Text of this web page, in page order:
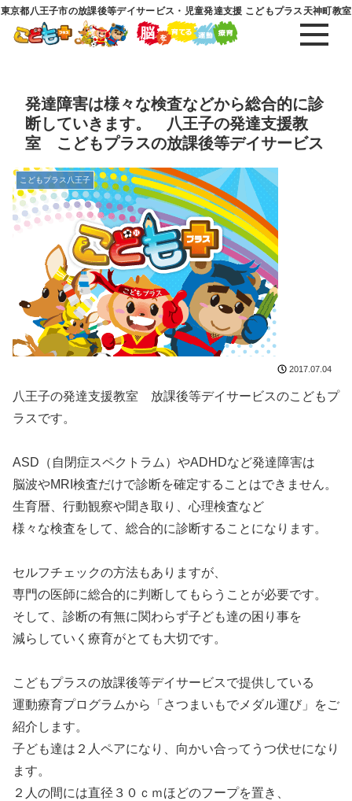
東京都八王子市の放課後等デイサービス・児童発達支援 こどもプラス天神町教室
発達障害は様々な検査などから総合的に診
断していきます。 八王子の発達支援教
室 こどもプラスの放課後等デイサービス
こどもプラス八王子
2017.07.04
八王子の発達支援教室 放課後等デイサービスのこどもプ
ラスです。
ASD（自閉症スペクトラム）やADHDなど発達障害は
脳波やMRI検査だけで診断を確定することはできません。
生育暦、行動観察や聞き取り、心理検査など
様々な検査をして、総合的に診断することになります。
セルフチェックの方法もありますが、
専門の医師に総合的に判断してもらうことが必要です。
そして、診断の有無に関わらず子ども達の困り事を
減らしていく療育がとても大切です。
こどもプラスの放課後等デイサービスで提供している
運動療育プログラムから「さつまいもでメダル運び」をご
紹介します。
子ども達は２人ペアになり、向かい合ってうつ伏せになり
ます。
２人の間には直径３０ｃｍほどのフープを置き、